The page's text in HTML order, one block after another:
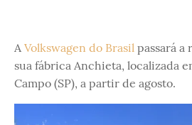
A Volkswagen do Brasil passará a
sua fábrica Anchieta, localizada
Campo (SP), a partir de agosto.